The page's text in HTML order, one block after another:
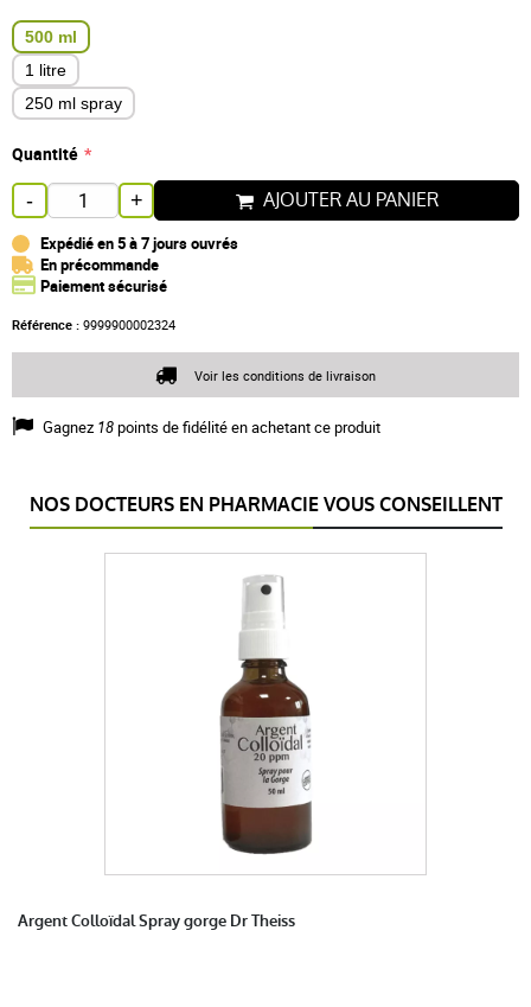
500 ml
1 litre
250 ml spray
Quantité
- + AJOUTER AU PANIER
Expédié en 5 à 7 jours ouvrés
En précommande
Paiement sécurisé
Référence : 9999900002324
Gagnez 18points de fidélité en achetant ce produit
Voir les conditions de livraison
NOS DOCTEURS EN PHARMACIE VOUS CONSEILLENT
Argent Colloïdal Spray gorge Dr Theiss